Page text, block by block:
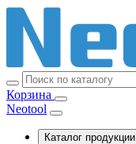
Корзина
Neotool
Каталог продукции